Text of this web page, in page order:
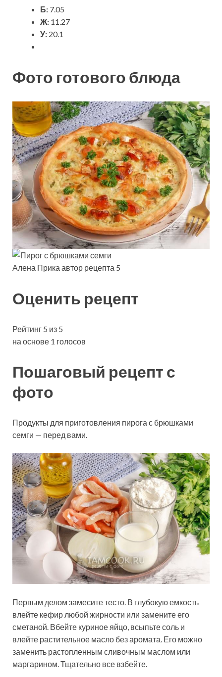
Б: 7.05
Ж: 11.27
У: 20.1
Фото готового блюда
Алена Прика автор рецепта 5
Оценить рецепт
Рейтинг 5 из 5
на основе 1 голосов
Пошаговый рецепт с
фото
Продукты для приготовления пирога с брюшками
семги — перед вами.
Первым делом замесите тесто. В глубокую емкость
влейте кефир любой жирности или замените его
сметаной. Вбейте куриное яйцо, всыпьте соль и
влейте растительное масло без аромата. Его можно
заменить растопленным сливочным маслом или
маргарином. Тщательно все взбейте.